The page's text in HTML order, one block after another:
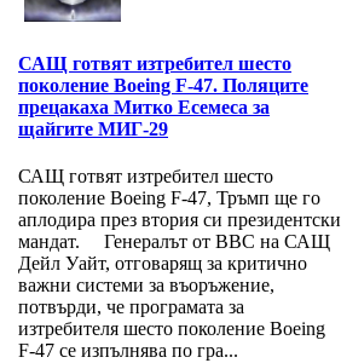
САЩ готвят изтребител шесто
поколение Boeing F-47. Поляците
прецакаха Митко Есемеса за
щайгите МИГ-29
САЩ готвят изтребител шесто
поколение Boeing F-47, Тръмп ще го
аплодира през втория си президентски
мандат. Генералът от ВВС на САЩ
Дейл Уайт, отговарящ за критично
важни системи за въоръжение,
потвърди, че програмата за
изтребителя шесто поколение Boeing
F-47 се изпълнява по гра...